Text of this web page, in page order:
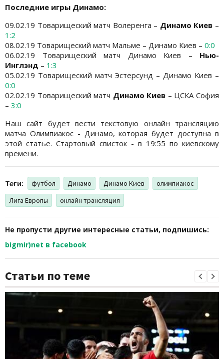
Последние игры Динамо:
09.02.19 Товарищеский матч Волеренга – Динамо Киев –
1:2
08.02.19 Товарищеский матч Мальме – Динамо Киев – 0:0
06.02.19 Товарищеский матч Динамо Киев – Нью-
Инглэнд – 1:3
05.02.19 Товарищеский матч Эстерсунд – Динамо Киев –
0:0
02.02.19 Товарищеский матч Динамо Киев – ЦСКА София
– 3:0
Наш сайт будет вести текстовую онлайн трансляцию
матча Олимпиакос - Динамо, которая будет доступна в
этой статье. Стартовый свисток - в 19:55 по киевскому
времени.
Теги: футбол Динамо Динамо Киев
олимпиакос
Лига Европы
онлайн трансляция
Не пропусти другие интересные статьи, подпишись:
bigmir)net в facebook
Статьи по теме